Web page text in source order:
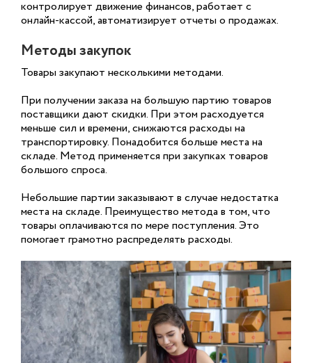
контролирует движение финансов, работает с
онлайн-кассой, автоматизирует отчеты о продажах.
Методы закупок
Товары закупают несколькими методами.
При получении заказа на большую партию товаров
поставщики дают скидки. При этом расходуется
меньше сил и времени, снижаются расходы на
транспортировку. Понадобится больше места на
складе. Метод применяется при закупках товаров
большого спроса.
Небольшие партии заказывают в случае недостатка
места на складе. Преимущество метода в том, что
товары оплачиваются по мере поступления. Это
помогает грамотно распределять расходы.